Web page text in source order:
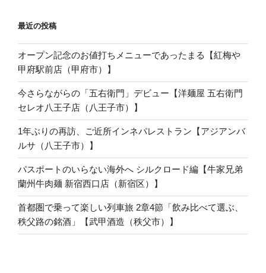
最近の投稿
オープン記念のお値打ちメニューであったまる【紅梅や
甲府駅前店（甲府市）】
今さらながらの「五右衛門」デビュー【洋麺屋 五右衛門
セレオ八王子店（八王子市）】
1年ぶりの再訪、ご近所インネパレストラン【アジアンバ
ルサ（八王子市）】
パスポートのいらない海外へ シルクロード編【牛家兄弟
蘭州牛肉麺 新宿西口店（新宿区）】
首都圏で乗って楽しい列車旅 2章4節「飲み比べて選ぶ、
秩父路の銘酒」【武甲酒造（秩父市）】